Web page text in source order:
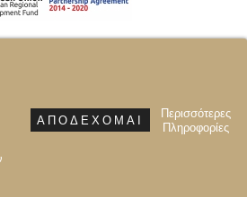
ΑΠΟΔΈΧΟΜΑΙ
Περισσότερες
Πληροφορίες
SA. ALL RIGHTS RESERVED